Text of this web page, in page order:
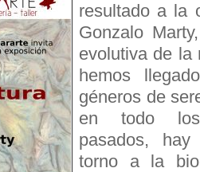
resultado a la
Gonzalo
evolutiva de la
hemos
géneros de
en todo los
pasados,
torno a la